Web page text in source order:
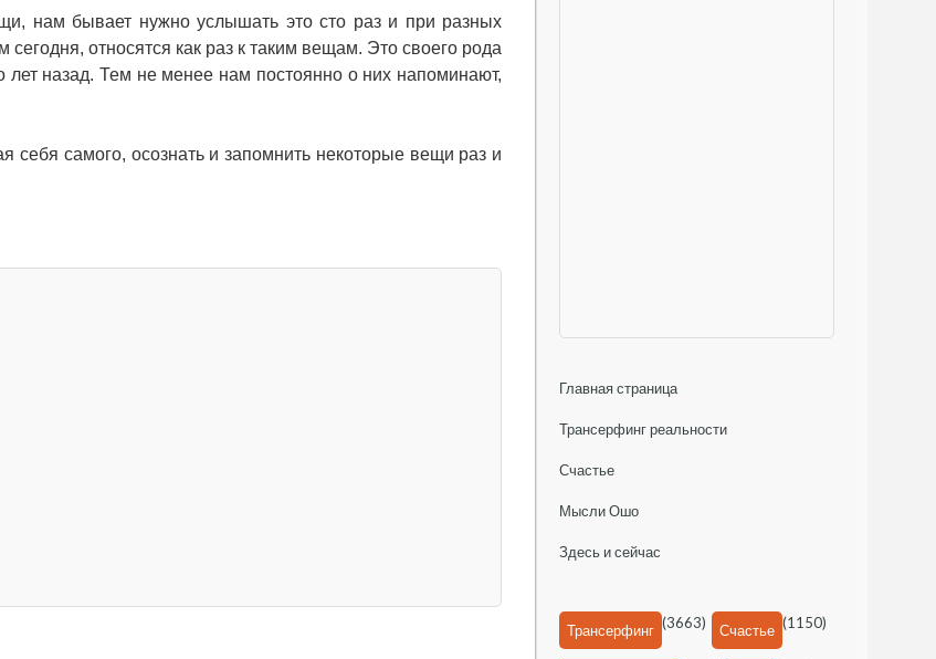
нам бывает нужно услышать это сто раз и при разных
относятся как раз к таким вещам. Это своего рода
назад. Тем не менее нам постоянно о них напоминают,
самого, осознать и запомнить некоторые вещи раз и
Главная страница
Трансерфинг реальности
Счастье
Мысли Ошо
Здесь и сейчас
Трансерфинг (3663) Счастье (1150)